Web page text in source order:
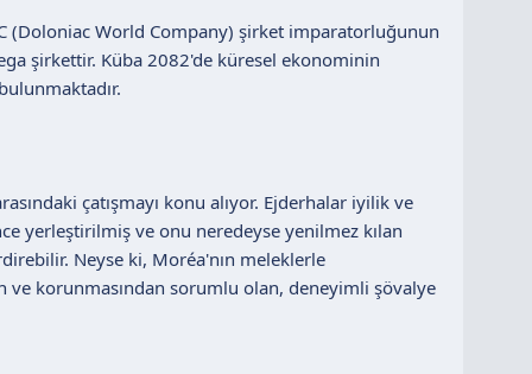
(Doloniac World Company) şirket imparatorluğunun
şirkettir. Küba 2082'de küresel ekonominin
çatışmayı konu alıyor. Ejderhalar iyilik ve
yerleştirilmiş ve onu neredeyse yenilmez kılan
Neyse ki, Moréa'nın meleklerle
ve korunmasından sorumlu olan, deneyimli şövalye